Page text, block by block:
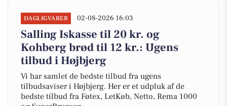
DAGLIGVARER 02-08-2026 16:03
Salling Iskasse til 20 kr. og
Kohberg brød til 12 kr.: Ugens
tilbud i Højbjerg
Vi har samlet de bedste tilbud fra ugens
tilbudsaviser i Højbjerg. Her er et udpluk af de
bedste tilbud fra Føtex, LetKøb, Netto, Rema 1000